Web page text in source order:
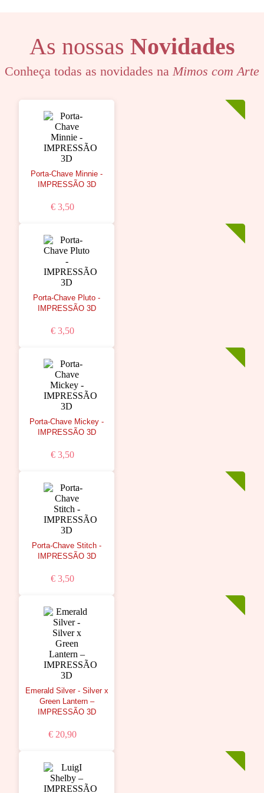
As nossas Novidades
Conheça todas as novidades na Mimos com Arte
Porta-Chave Minnie -
IMPRESSÃO 3D
€ 3,50
Porta-Chave Pluto -
IMPRESSÃO 3D
€ 3,50
Porta-Chave Mickey -
IMPRESSÃO 3D
€ 3,50
Porta-Chave Stitch -
IMPRESSÃO 3D
€ 3,50
Emerald Silver - Silver x
Green Lantern –
IMPRESSÃO 3D
€ 20,90